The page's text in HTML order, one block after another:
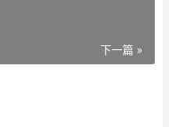
下一篇 »